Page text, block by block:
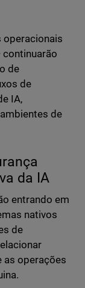
operacionais
continuarão
de
de
IA,
de
da IA
entrando em
nativos
de
as operações